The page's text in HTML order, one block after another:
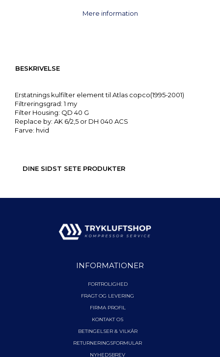
Mere information
BESKRIVELSE
Erstatnings kulfilter element til Atlas copco(1995-2001)
Filtreringsgrad: 1 my
Filter Housing: QD 40 G
Replace by: AK 6/2,5 or DH 040 ACS
Farve: hvid
DINE SIDST SETE PRODUKTER
INFORMATIONER
FORTROLIGHED
FRAGT OG LEVERING
FIRMA PROFIL
KONTAKT OS
BETINGELSER & VILKÅR
RETURNERINGSFORMULAR
NYHEDSBREV